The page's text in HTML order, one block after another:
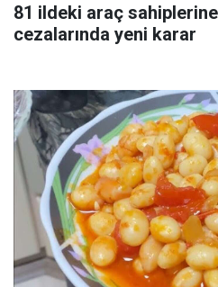
81 ildeki araç
cezalarında yeni karar